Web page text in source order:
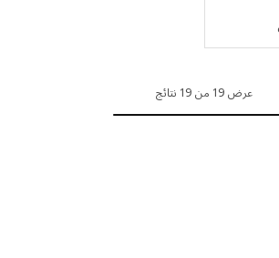
عرض 19 من 19 نتائج